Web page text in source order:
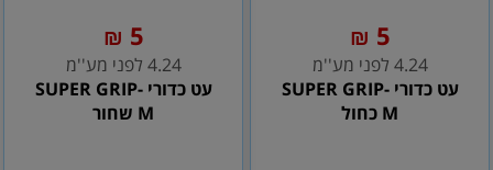
5
₪
4.24 לפני מע''מ
עט כדורי SUPER GRIP-
M כחול
5
₪
4.24 לפני מע''מ
עט כדורי SUPER GRIP-
M שחור